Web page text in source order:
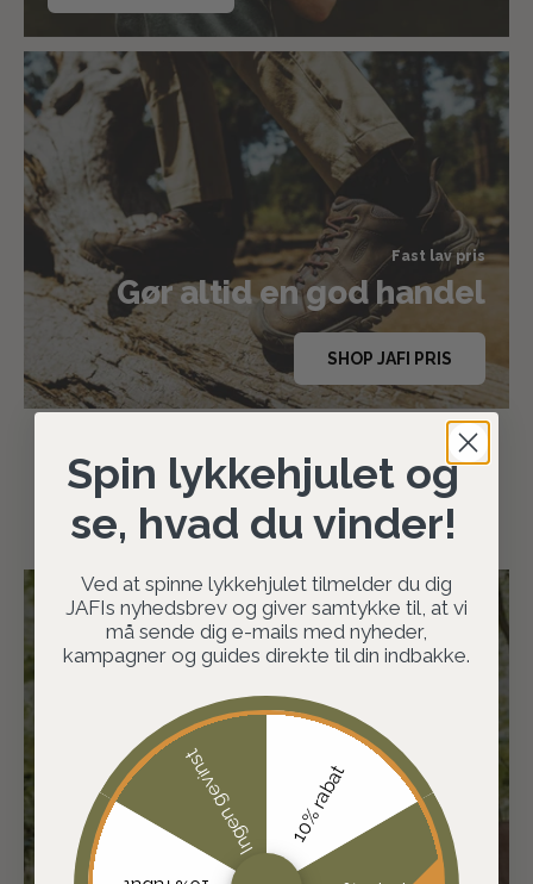
Fast lav pris
Gør altid en god handel
SHOP JAFI PRIS
JAFI er en del af
Jaguargruppen
JAFI er en del af Jaguargruppen, som
er Skandinaviens største frivillige
kæde inden for jagt og friluftsliv med
butikker i både Danmark og Sverige.
Spin lykkehjulet og
se, hvad du vinder!
Ved at spinne lykkehjulet tilmelder du dig
JAFIs nyhedsbrev og giver samtykke til, at vi
må sende dig e-mails med nyheder,
kampagner og guides direkte til din indbakke.
10% rabat
Ingen gevinst